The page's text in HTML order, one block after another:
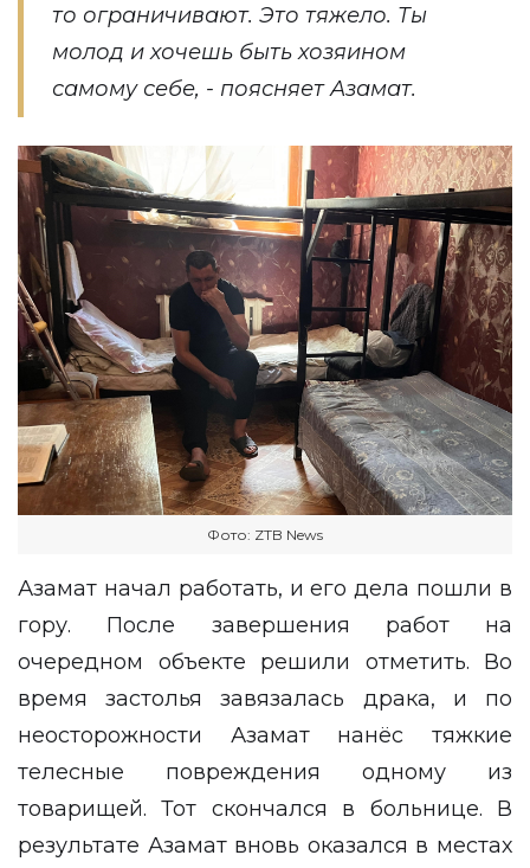
то ограничивают. Это тяжело. Ты
молод и хочешь быть хозяином
самому себе, - поясняет Азамат.
Фото: ZTB News
Азамат начал работать, и его дела пошли в
гору. После завершения работ на
очередном объекте решили отметить. Во
время застолья завязалась драка, и по
неосторожности Азамат нанёс тяжкие
телесные повреждения одному из
товарищей. Тот скончался в больнице. В
результате Азамат вновь оказался в местах